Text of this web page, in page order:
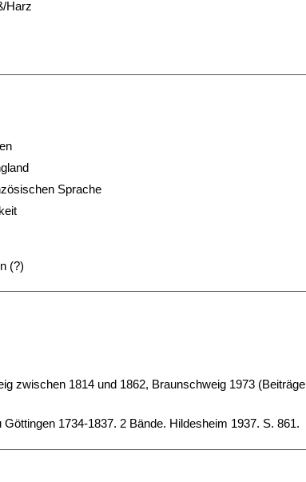
Harz
Sprache
(?)
zwischen 1814 und 1862, Braunschweig 1973 (Beiträge
1734-1837. 2 Bände. Hildesheim 1937. S. 861.